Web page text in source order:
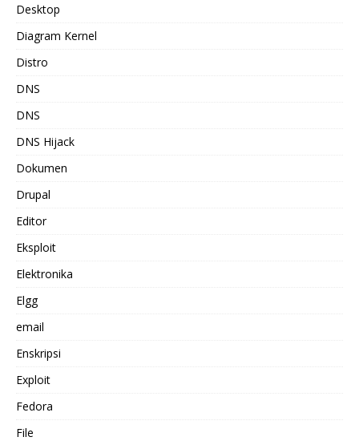
Desktop
Diagram Kernel
Distro
DNS
DNS
DNS Hijack
Dokumen
Drupal
Editor
Eksploit
Elektronika
Elgg
email
Enskripsi
Exploit
Fedora
File